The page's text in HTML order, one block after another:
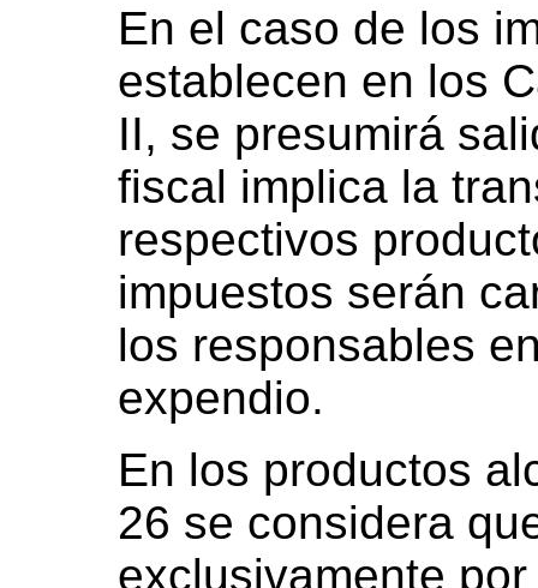
En el caso de los
establecen en los
II, se presumirá
fiscal implica la
respectivos
impuestos serán
los responsables
expendio.
En los productos
26 se considera
exclusivamente